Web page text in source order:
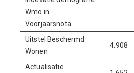
Wmo in
Voorjaarsnota
Uitstel Beschermd
Wonen
4.908
Actualisatie